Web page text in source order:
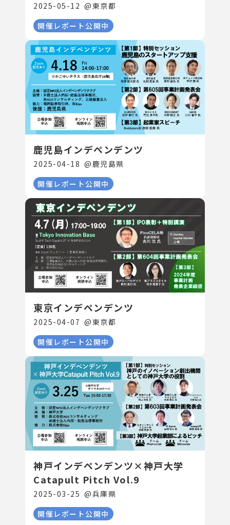
2025-05-12 @東京都
開催レポート公開中
鹿児島インデペンデンツ
2025-04-18 @鹿児島県
開催レポート公開中
東京インデペンデンツ
2025-04-07 @東京都
開催レポート公開中
神戸インデペンデンツ×神戸大学
Catapult Pitch Vol.9
2025-03-25 @兵庫県
開催レポート公開中